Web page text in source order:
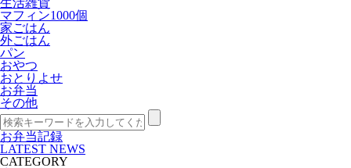
生活雑貨
マフィン1000個
家ごはん
外ごはん
パン
おやつ
おとりよせ
お弁当
その他
お弁当記録
LATEST NEWS
CATEGORY